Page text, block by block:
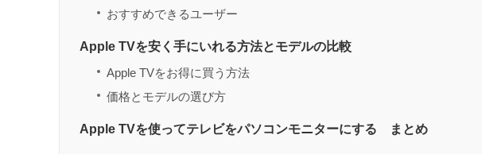
おすすめできるユーザー
Apple TVを安く手にいれる方法とモデルの比較
Apple TVをお得に買う方法
価格とモデルの選び方
Apple TVを使ってテレビをパソコンモニターにする まとめ